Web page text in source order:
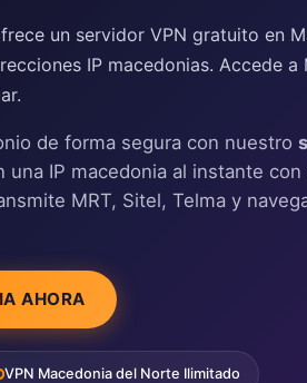
un servidor VPN gratuito en
IP macedonias. Accede a
de forma segura con nuestro
una IP macedonia al instante
MRT, Sitel, Telma y
AHORA
VPN Macedonia del Norte Ilimitado